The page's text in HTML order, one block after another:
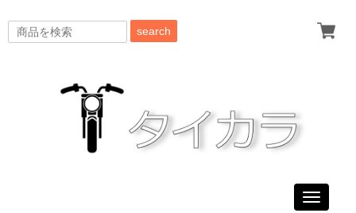
search
Toggle